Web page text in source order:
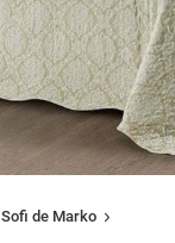
Sofi de Marko